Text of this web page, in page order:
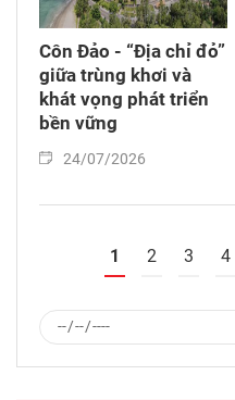
Côn Đảo - “Địa chỉ đỏ”
giữa trùng khơi và
khát vọng phát triển
bền vững
24/07/2026
1 2 3 4